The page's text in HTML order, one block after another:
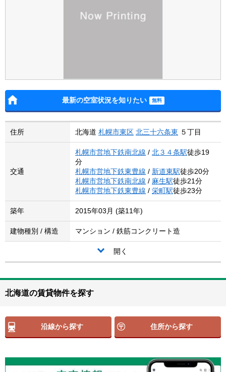
最新の空室状況を知りたい
住所 北海道 札幌市東区 北三十六条東 ５丁目
交通
札幌市営地下鉄南北線 / 北３４条駅徒歩19
分
札幌市営地下鉄東豊線 / 新道東駅徒歩20分
札幌市営地下鉄南北線 / 麻生駅徒歩21分
札幌市営地下鉄東豊線 / 栄町駅徒歩23分
築年 2015年03月 (築11年)
建物種別 / 構造 マンション / 鉄筋コンクリート造
開く
北海道の賃貸物件を探す
沿線から探す 住所から探す